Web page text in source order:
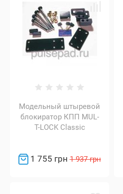
Модельный штыревой
блокиратор КПП MUL-
T-LOCK Classic
1 755 грн 1 937 грн